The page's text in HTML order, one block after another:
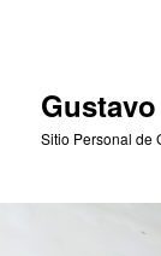
Sitio Personal de